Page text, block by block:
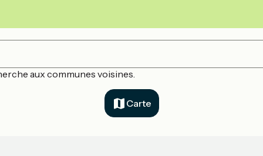
aux communes voisines.
Carte